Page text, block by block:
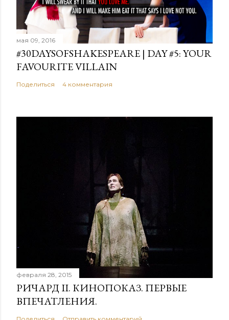
мая 09, 2016
#30DAYSOFSHAKESPEARE | DAY #5: YOUR
FAVOURITE VILLAIN
Поделиться 4 комментария
февраля 28, 2015
РИЧАРД II. КИНОПОКАЗ. ПЕРВЫЕ
ВПЕЧАТЛЕНИЯ.